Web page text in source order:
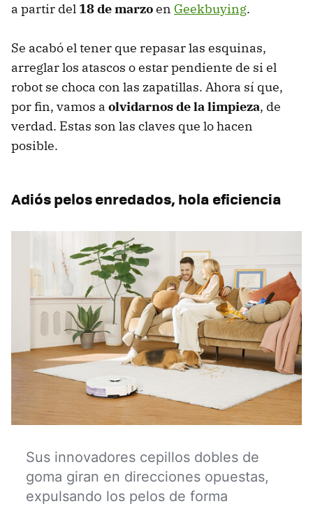
a partir del 18 de marzoen Geekbuying.
Se acabó el tener que repasar las esquinas,
arreglar los atascos o estar pendiente de si el
robot se choca con las zapatillas. Ahora sí que,
por fin, vamos a olvidarnos de la limpieza, de
verdad. Estas son las claves que lo hacen
posible.
Adiós pelos enredados, hola eficiencia
Sus innovadores cepillos dobles de
goma giran en direcciones opuestas,
expulsando los pelos de forma